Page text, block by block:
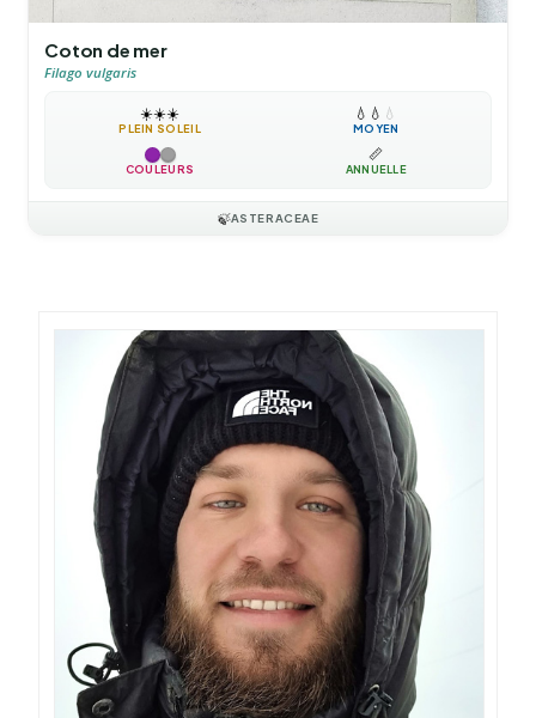
Coton de mer
Filago vulgaris
☀️☀️☀️
PLEIN SOLEIL
💧 💧 💧
MOYEN
COULEURS
📏
ANNUELLE
🍃ASTERACEAE